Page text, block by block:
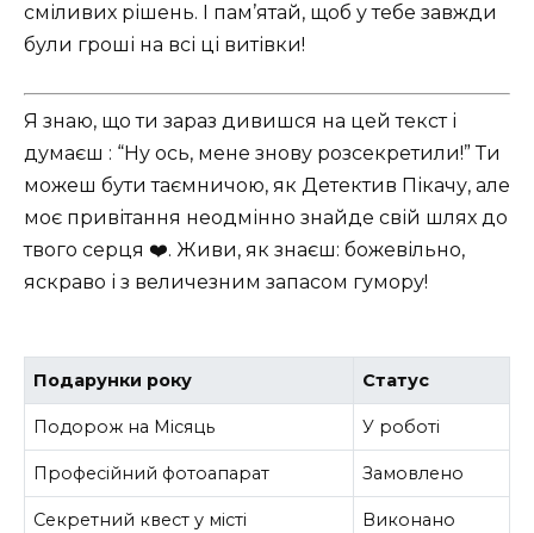
сміливих рішень. І пам’ятай, щоб у тебе завжди
були гроші на всі ці витівки!
Я знаю, що ти зараз дивишся на цей текст і
думаєш : “Ну ось, мене знову розсекретили!” Ти
можеш бути таємничою, як Детектив Пікачу, але
моє привітання неодмінно знайде свій шлях до
твого серця ❤️. Живи, як знаєш: божевільно,
яскраво і з величезним запасом гумору!
Подарунки року Статус
Подорож на Місяць У роботі
Професійний фотоапарат Замовлено
Секретний квест у місті ️ Виконано